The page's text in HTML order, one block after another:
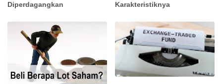
Diperdagangkan
Karakteristiknya